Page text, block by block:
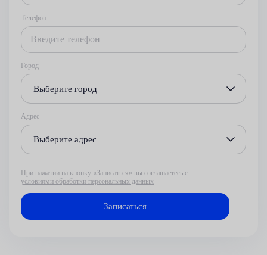
Телефон
Город
Выберите город
Адрес
Выберите адрес
При нажатии на кнопку «Записаться» вы соглашаетесь с
условиями обработки персональных данных